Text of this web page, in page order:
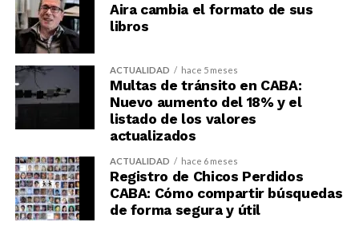
Aira cambia el formato de sus
libros
ACTUALIDAD hace 5 meses
Multas de tránsito en CABA:
Nuevo aumento del 18% y el
listado de los valores
actualizados
ACTUALIDAD hace 6 meses
Registro de Chicos Perdidos
CABA: Cómo compartir búsquedas
de forma segura y útil